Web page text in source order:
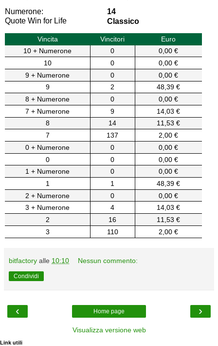
Numerone:
14
Quote Win for Life
Classico
Vincita Vincitori
Euro
10 + Numerone
0
0,00 €
10
0
0,00 €
9 + Numerone
0
0,00 €
9
2
48,39 €
8 + Numerone
0
0,00 €
7 + Numerone
9
14,03 €
8
14
11,53 €
7
137
2,00 €
0 + Numerone
0
0,00 €
0
0
0,00 €
1 + Numerone
0
0,00 €
1
1
48,39 €
2 + Numerone
0
0,00 €
3 + Numerone
4
14,03 €
2
16
11,53 €
3
110 2,00 €
bitfactory alle 10:10 Nessun commento:
Condividi
‹ ›
Home page
Visualizza versione web
Link utili